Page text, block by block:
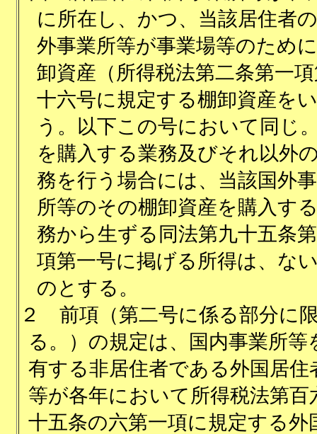
に所在し、かつ、当該居住者
外事業所等が事業場等のため
卸資産（所得税法第二条第一
十六号に規定する棚卸資産をい
う。以下この号において同じ
を購入する業務及びそれ以外
務を行う場合には、当該国外
所等のその棚卸資産を購入す
務から生ずる同法第九十五条
項第一号に掲げる所得は、な
のとする。
２
前項（第二号に係る部分に
る。）の規定は、国内事業所等
有する非居住者である外国居住
等が各年において所得税法第百
十五条の六第一項に規定する外